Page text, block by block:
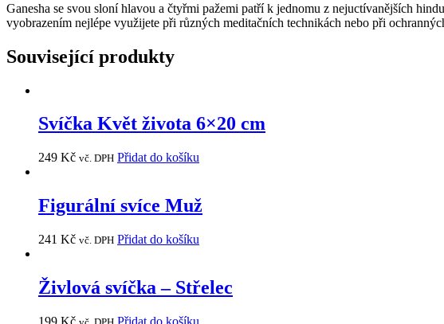
Ganesha se svou sloní hlavou a čtyřmi pažemi patří k jednomu z nejuctívanějších
vyobrazením nejlépe využijete při různých meditačních technikách nebo při
Související produkty
Svíčka Květ života 6×20 cm
249 Kč vč. DPH Přidat do košíku
Figurální svíce Muž
241 Kč vč. DPH Přidat do košíku
Živlová svíčka – Střelec
199 Kč Přidat do košíku